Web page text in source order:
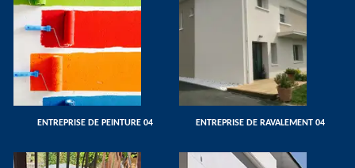
ENTREPRISE DE PEINTURE 04 ENTREPRISE DE RAVALEMENT 04